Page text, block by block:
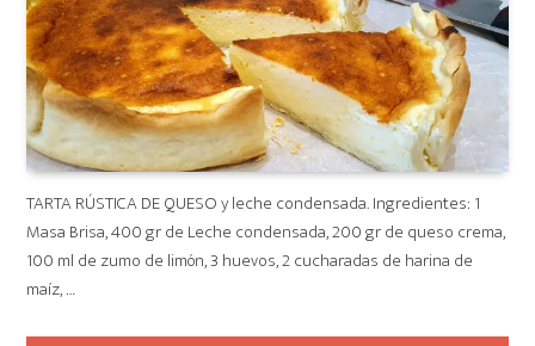
TARTA RÚSTICA DE QUESO y leche condensada. Ingredientes: 1
Masa Brisa, 400 gr de Leche condensada, 200 gr de queso crema,
100 ml de zumo de limón, 3 huevos, 2 cucharadas de harina de
maíz, …